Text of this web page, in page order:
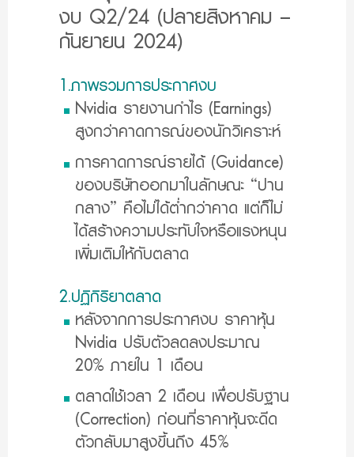
งบ Q2/24 (ปลายสิงหาคม –
กันยายน 2024)
1.ภาพรวมการประกาศงบ
Nvidia รายงานกำไร (Earnings)
สูงกว่าคาดการณ์ของนักวิเคราะห์
การคาดการณ์รายได้ (Guidance)
ของบริษัทออกมาในลักษณะ “ปาน
กลาง” คือไม่ได้ต่ำกว่าคาด แต่ก็ไม่
ได้สร้างความประทับใจหรือแรงหนุน
เพิ่มเติมให้กับตลาด
2.ปฏิกิริยาตลาด
หลังจากการประกาศงบ ราคาหุ้น
Nvidia ปรับตัวลดลงประมาณ
20% ภายใน 1 เดือน
ตลาดใช้เวลา 2 เดือน เพื่อปรับฐาน
(Correction) ก่อนที่ราคาหุ้นจะดีด
ตัวกลับมาสูงขึ้นถึง 45%